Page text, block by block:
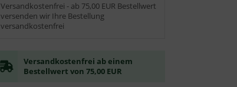
Versandkostenfrei - ab 75,00 EUR Bestellwert
versenden wir Ihre Bestellung
versandkostenfrei
Versandkostenfrei ab einem
Bestellwert von 75,00 EUR